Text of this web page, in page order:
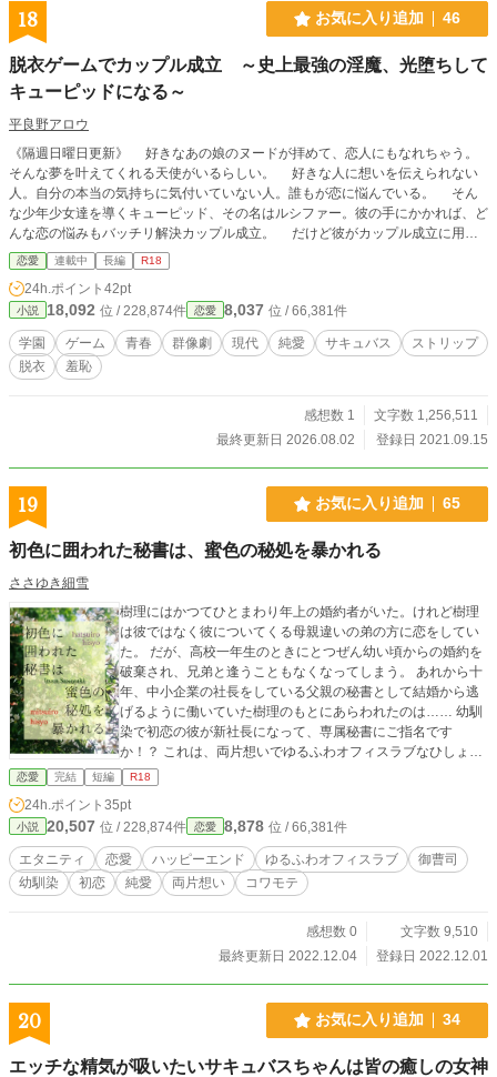
18 お気に入り追加 46
脱衣ゲームでカップル成立 ～史上最強の淫魔、光堕ちして
キューピッドになる～
平良野アロウ
《隔週日曜日更新》 好きなあの娘のヌードが拝めて、恋人にもなれちゃう。
そんな夢を叶えてくれる天使がいるらしい。 好きな人に想いを伝えられない
人。自分の本当の気持ちに気付いていない人。誰もが恋に悩んでいる。 そん
な少年少女達を導くキューピッド、その名はルシファー。彼の手にかかれば、ど
んな恋の悩みもバッチリ解決カップル成立。 だけど彼がカップル成立に用い
る手段は、AVみたいな脱衣ゲーム！？ 負けた女子は服を脱がされ、あれよあ
れよと素っ裸に。だけど不思議と恋は叶っちゃう。 元インキュバスのキュー
ピッドが、淫魔の能力を駆使して人々の愛を結んでゆくオムニバスストーリー。
ルシファーによって結ばれたカップル達のその後を描いたイチャラブもある
よ！
恋愛 連載中 長編 R18
24h.ポイント 42pt
小説 18,092 位 / 228,874件 恋愛 8,037 位 / 66,381件
学園 ゲーム 青春 群像劇 現代 純愛 サキュバス
ストリップ
脱衣
羞恥
感想数 1
文字数 1,256,511
最終更新日 2026.08.02
登録日 2021.09.15
19 お気に入り追加 65
初色に囲われた秘書は、蜜色の秘処を暴かれる
ささゆき細雪
樹理にはかつてひとまわり年上の婚約者がいた。けれど樹理
は彼ではなく彼についてくる母親違いの弟の方に恋をしてい
た。 だが、高校一年生のときにとつぜん幼い頃からの婚約を
破棄され、兄弟と逢うこともなくなってしまう。 あれから十
年、中小企業の社長をしている父親の秘書として結婚から逃
げるように働いていた樹理のもとにあらわれたのは…… 幼馴
染で初恋の彼が新社長になって、専属秘書にご指名です
か！？ これは、両片想いでゆるふわオフィスラブなひしょひ
しょばなし。 ※ムーンライトノベルズで開催された「昼と夜
の勝負服企画」参加作品です。他サイトにも掲載中。 「Gran
d Duo * グラン・デュオ ―シューベルトは初恋花嫁を諦めな
い―」で当て馬だった紡の弟が今回のヒーローです（未読で
もぜんぜん問題ないです）。
恋愛 完結 短編 R18
24h.ポイント 35pt
小説 20,507 位 / 228,874件 恋愛 8,878 位 / 66,381件
エタニティ 恋愛 ハッピーエンド ゆるふわオフィスラブ
御曹司
幼馴染
初恋 純愛 両片想い コワモテ
感想数 0
文字数 9,510
最終更新日 2022.12.04
登録日 2022.12.01
20 お気に入り追加 34
エッチな精気が吸いたいサキュバスちゃんは皆の癒しの女神